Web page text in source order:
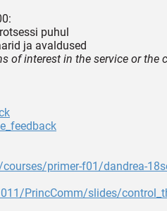
puhul
ja avaldused
of interest in the service or the
primer-f01/dandrea-
PrincComm/slides/